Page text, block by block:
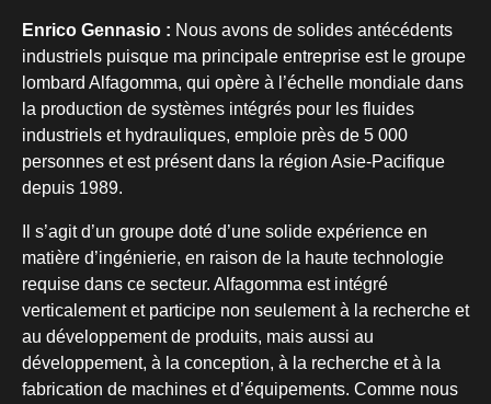
Enrico Gennasio : Nous avons de solides antécédents
industriels puisque ma principale entreprise est le groupe
lombard Alfagomma, qui opère à l’échelle mondiale dans
la production de systèmes intégrés pour les fluides
industriels et hydrauliques, emploie près de 5 000
personnes et est présent dans la région Asie-Pacifique
depuis 1989.
Il s’agit d’un groupe doté d’une solide expérience en
matière d’ingénierie, en raison de la haute technologie
requise dans ce secteur. Alfagomma est intégré
verticalement et participe non seulement à la recherche et
au développement de produits, mais aussi au
développement, à la conception, à la recherche et à la
fabrication de machines et d’équipements. Comme nous